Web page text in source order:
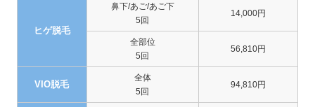
ヒゲ脱毛
鼻下/あご/あご下
5回
14,000円
全部位
5回
56,810円
VIO脱毛
全体
5回
94,810円